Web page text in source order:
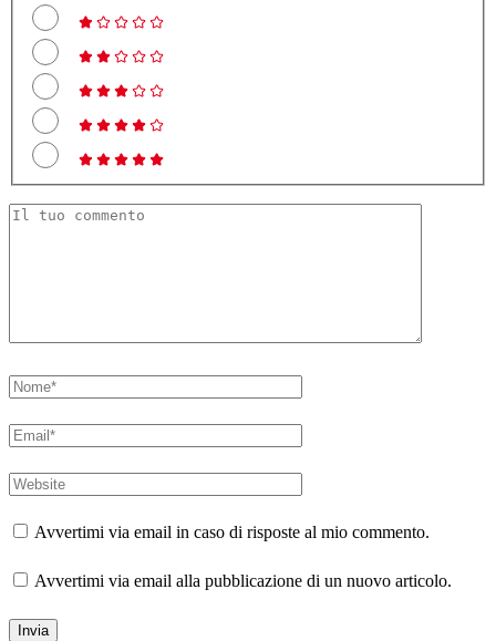
Avvertimi via email in caso di risposte al mio commento.
Avvertimi via email alla pubblicazione di un nuovo articolo.